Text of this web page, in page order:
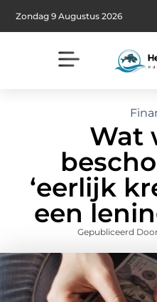
Zondag 9 Augustus 2026
Wat
‘eerlijk
een
Gepubliceerd